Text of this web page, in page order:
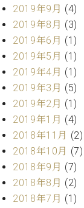
タ
ー
サ
ー
ビ
(調
律)
調
律
師
紹
調
律
2019年9月 (4)
2019年8月 (3)
2019年6月 (1)
2019年5月 (1)
2019年4月 (1)
2019年3月 (5)
2019年2月 (1)
2019年1月 (4)
2018年11月 (2)
2018年10月 (7)
2018年9月 (7)
2018年8月 (2)
2018年7月 (1)